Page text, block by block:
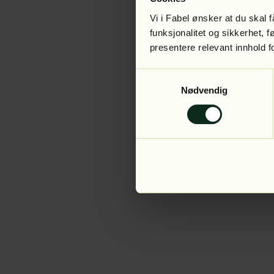
Vi i Fabel ønsker at du skal
funksjonalitet og sikkerhet,
presentere relevant innhold
Nødvendig
Application